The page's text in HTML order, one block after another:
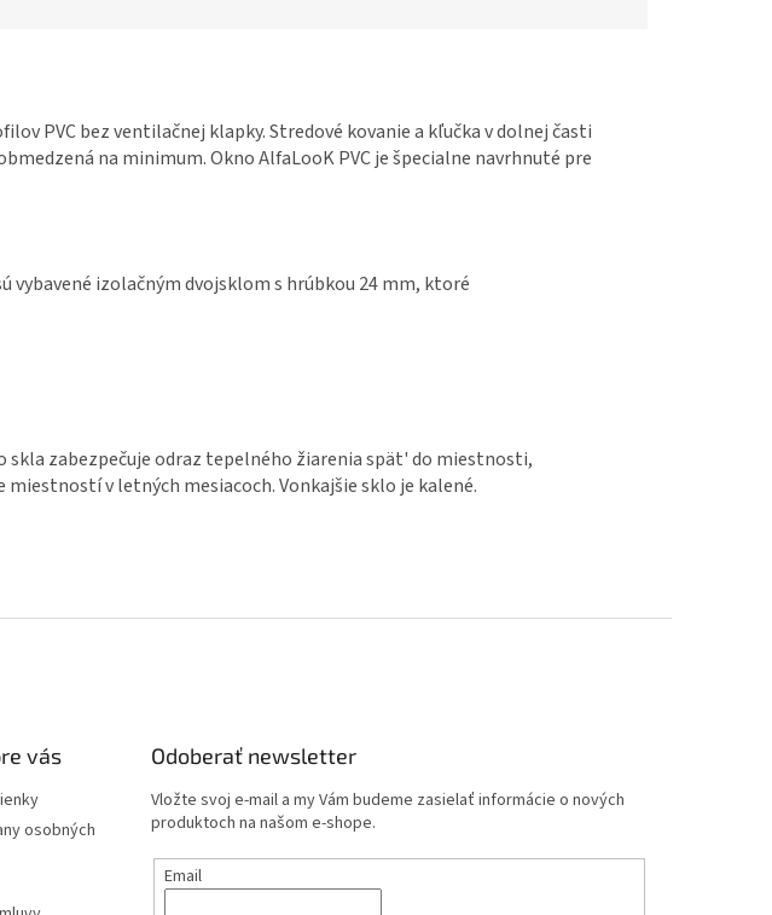
PVC bez ventilačnej klapky. Stredové kovanie a kľučka v dolnej časti
na minimum. Okno AlfaLooK PVC je špecialne navrhnuté pre
izolačným dvojsklom s hrúbkou 24 mm, ktoré
zabezpečuje odraz tepelného žiarenia spät' do miestnosti,
v letných mesiacoch. Vonkajšie sklo je kalené.
vás
osobných
Odoberať newsletter
Vložte svoj e-mail a my Vám budeme zasielať informácie o nových
produktoch na našom e-shope.
Email